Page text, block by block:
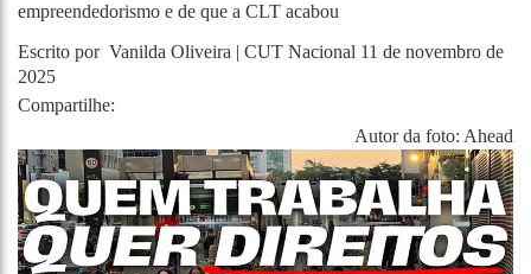
empreendedorismo e de que a CLT acabou
Escrito por Vanilda Oliveira | CUT Nacional 11 de novembro de
2025
Compartilhe:
Autor da foto: Ahead